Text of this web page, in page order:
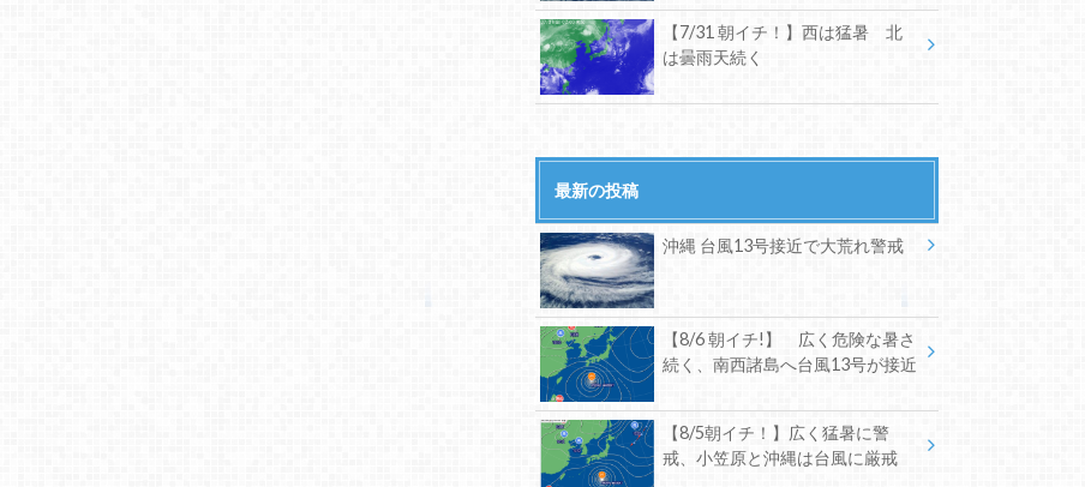
【7/31 朝イチ！】西は猛暑 北
は曇雨天続く
最新の投稿
沖縄 台風13号接近で大荒れ警戒
【8/6 朝イチ!】 広く危険な暑さ
続く、南西諸島へ台風13号が接近
【8/5朝イチ！】広く猛暑に警
戒、小笠原と沖縄は台風に厳戒